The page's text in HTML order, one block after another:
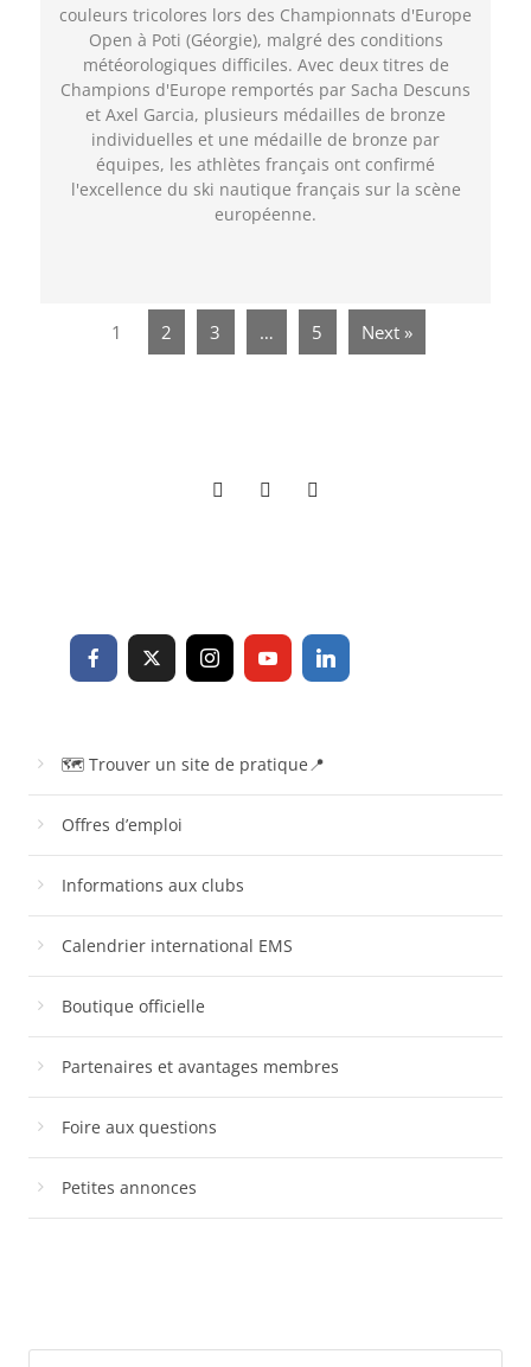
couleurs tricolores lors des Championnats d'Europe
Open à Poti (Géorgie), malgré des conditions
météorologiques difficiles. Avec deux titres de
Champions d'Europe remportés par Sacha Descuns
et Axel Garcia, plusieurs médailles de bronze
individuelles et une médaille de bronze par
équipes, les athlètes français ont confirmé
l'excellence du ski nautique français sur la scène
européenne.
1 2 3 … 5 Next »
🗺 Trouver un site de pratique📍
Offres d’emploi
Informations aux clubs
Calendrier international EMS
Boutique officielle
Partenaires et avantages membres
Foire aux questions
Petites annonces